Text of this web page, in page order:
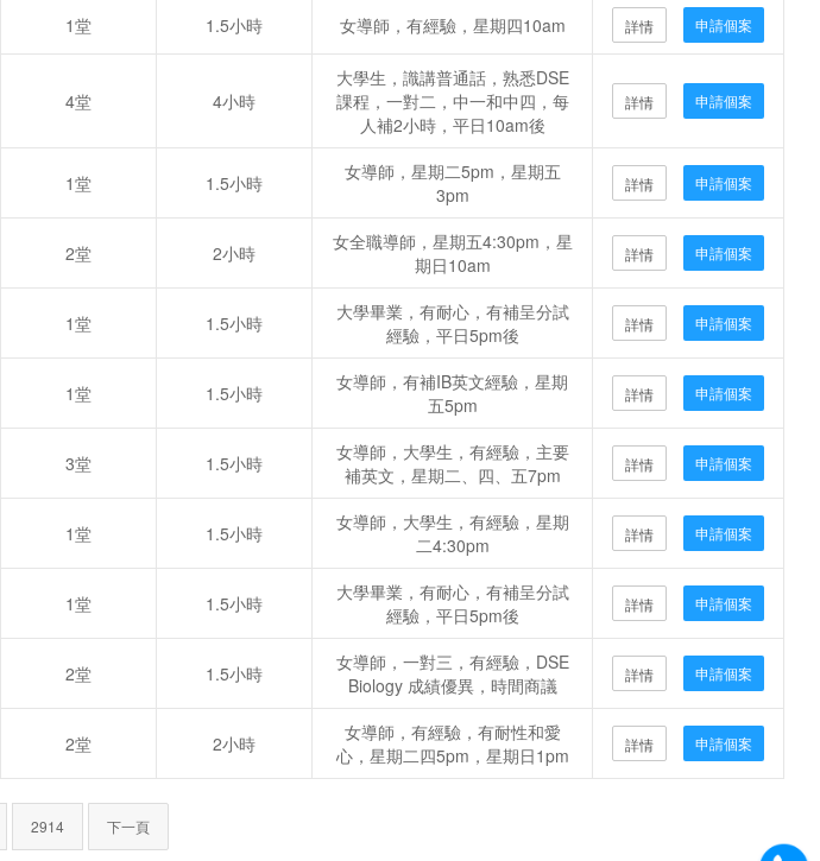
1堂 1.5小時 女導師，有經驗，星期四10am 詳情 申請個案
4堂 4小時
大學生，識講普通話，熟悉DSE
課程，一對二，中一和中四，每
人補2小時，平日10am後
詳情 申請個案
1堂 1.5小時
女導師，星期二5pm，星期五
3pm
詳情 申請個案
2堂 2小時
女全職導師，星期五4:30pm，星
期日10am
詳情 申請個案
1堂 1.5小時
大學畢業，有耐心，有補呈分試
經驗，平日5pm後
詳情 申請個案
1堂 1.5小時
女導師，有補IB英文經驗，星期
五5pm
詳情 申請個案
3堂 1.5小時
女導師，大學生，有經驗，主要
補英文，星期二、四、五7pm
詳情 申請個案
1堂 1.5小時
女導師，大學生，有經驗，星期
二4:30pm
詳情 申請個案
1堂 1.5小時
大學畢業，有耐心，有補呈分試
經驗，平日5pm後
詳情 申請個案
2堂 1.5小時
女導師，一對三，有經驗，DSE
Biology 成績優異，時間商議
詳情 申請個案
2堂 2小時
女導師，有經驗，有耐性和愛
心，星期二四5pm，星期日1pm
詳情 申請個案
2914 下一頁